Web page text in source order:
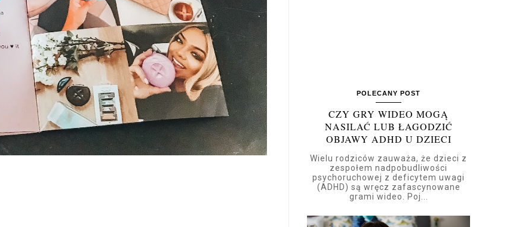
POLECANY POST
CZY GRY WIDEO MOGĄ
NASILAĆ LUB ŁAGODZIĆ
OBJAWY ADHD U DZIECI
Wielu rodziców zauważa, że dzieci z
zespołem nadpobudliwości
psychoruchowej z deficytem uwagi
(ADHD) są wręcz zafascynowane
grami wideo. Poj...